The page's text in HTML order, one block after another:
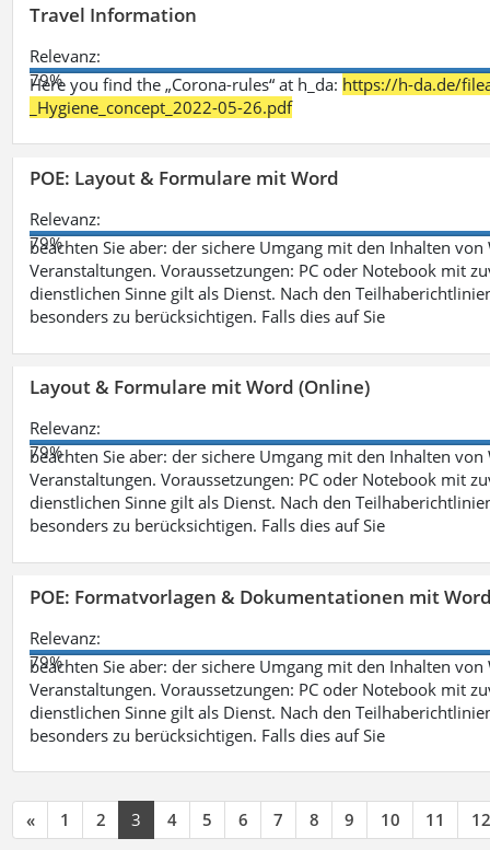
Travel Information
Relevanz:
79%
Here you find the „Corona-rules“ at h_da: https://h-da.de/
_Hygiene_concept_2022-05-26.pdf
POE: Layout & Formulare mit Word
Relevanz:
79%
beachten Sie aber: der sichere Umgang mit den Inhalten
Veranstaltungen. Voraussetzungen: PC oder Notebook mit
dienstlichen Sinne gilt als Dienst. Nach den
besonders zu berücksichtigen. Falls dies auf Sie
Layout & Formulare mit Word (Online)
Relevanz:
79%
beachten Sie aber: der sichere Umgang mit den Inhalten
Veranstaltungen. Voraussetzungen: PC oder Notebook mit
dienstlichen Sinne gilt als Dienst. Nach den
besonders zu berücksichtigen. Falls dies auf Sie
POE: Formatvorlagen & Dokumentationen mit
Relevanz:
79%
beachten Sie aber: der sichere Umgang mit den Inhalten
Veranstaltungen. Voraussetzungen: PC oder Notebook mit
dienstlichen Sinne gilt als Dienst. Nach den
besonders zu berücksichtigen. Falls dies auf Sie
« 1 2 3 4 5 6 7 8 9 10 11 12